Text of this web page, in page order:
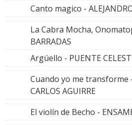
Canto magico -
La Cabra Mocha,
BARRADAS
Argúello - PUENTE
Cuando yo me transforme
CARLOS AGUIRRE
El violín de Becho -